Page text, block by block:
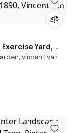
Yard, or
Vincent van
vincent van